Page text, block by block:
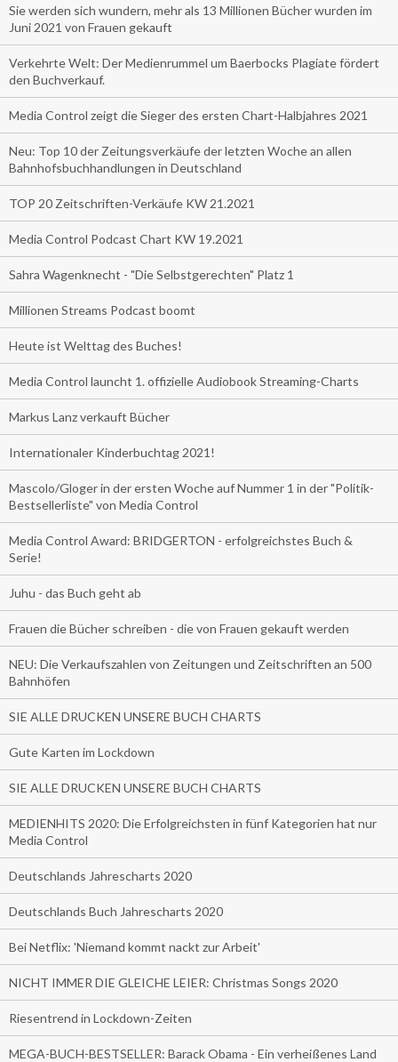
Sie werden sich wundern, mehr als 13 Millionen Bücher wurden im
Juni 2021 von Frauen gekauft
Verkehrte Welt: Der Medienrummel um Baerbocks Plagiate fördert
den Buchverkauf.
Media Control zeigt die Sieger des ersten Chart-Halbjahres 2021
Neu: Top 10 der Zeitungsverkäufe der letzten Woche an allen
Bahnhofsbuchhandlungen in Deutschland
TOP 20 Zeitschriften-Verkäufe KW 21.2021
Media Control Podcast Chart KW 19.2021
Sahra Wagenknecht - "Die Selbstgerechten" Platz 1
Millionen Streams Podcast boomt
Heute ist Welttag des Buches!
Media Control launcht 1. offizielle Audiobook Streaming-Charts
Markus Lanz verkauft Bücher
Internationaler Kinderbuchtag 2021!
Mascolo/Gloger in der ersten Woche auf Nummer 1 in der "Politik-
Bestsellerliste" von Media Control
Media Control Award: BRIDGERTON - erfolgreichstes Buch &
Serie!
Juhu - das Buch geht ab
Frauen die Bücher schreiben - die von Frauen gekauft werden
NEU: Die Verkaufszahlen von Zeitungen und Zeitschriften an 500
Bahnhöfen
SIE ALLE DRUCKEN UNSERE BUCH CHARTS
Gute Karten im Lockdown
SIE ALLE DRUCKEN UNSERE BUCH CHARTS
MEDIENHITS 2020: Die Erfolgreichsten in fünf Kategorien hat nur
Media Control
Deutschlands Jahrescharts 2020
Deutschlands Buch Jahrescharts 2020
Bei Netflix: 'Niemand kommt nackt zur Arbeit'
NICHT IMMER DIE GLEICHE LEIER: Christmas Songs 2020
Riesentrend in Lockdown-Zeiten
MEGA-BUCH-BESTSELLER: Barack Obama - Ein verheißenes Land